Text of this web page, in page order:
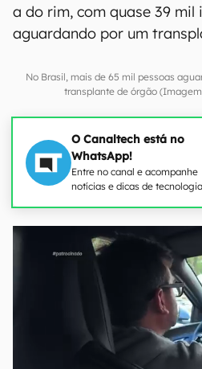
a do rim, com quase 39 mil
aguardando por um
No Brasil, mais de 65 mil pessoas
transplante de órgão
O Canaltech está no
WhatsApp!
Entre no canal e acompanhe
notícias e dicas de tecnologia